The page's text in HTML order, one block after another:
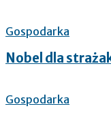
Gospodarka
Nobel dla
Gospodarka